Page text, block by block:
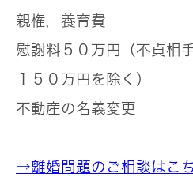
親権，養育費
慰謝料５０万円（不貞相
１５０万円を除く）
不動産の名義変更
→離婚問題のご相談はこ